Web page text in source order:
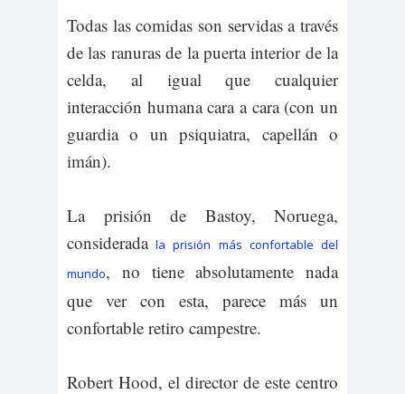
Todas las comidas son servidas a través
de las ranuras de la puerta interior de la
celda, al igual que cualquier
interacción humana cara a cara (con un
guardia o un psiquiatra, capellán o
imán).
La prisión de Bastoy, Noruega,
consideradala prisión más confortable del
mundo, no tiene absolutamente nada
que ver con esta, parece más un
confortable retiro campestre.
Robert Hood, el director de este centro